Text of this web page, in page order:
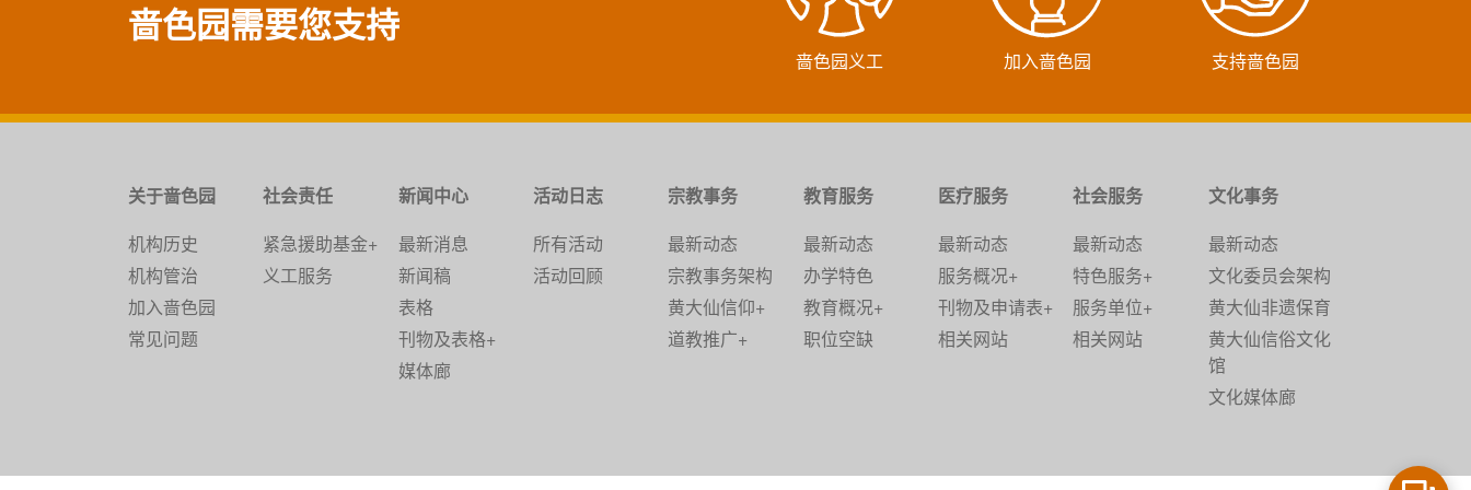
啬色园需要您支持
啬色园义工 加入啬色园 支持啬色园
关于啬色园
机构历史
机构管治
加入啬色园
常见问题
社会责任
紧急援助基金+
义工服务
新闻中心
最新消息
新闻稿
表格
刊物及表格+
媒体廊
活动日志
所有活动
活动回顾
宗教事务
最新动态
宗教事务架构
黄大仙信仰+
道教推广+
教育服务
最新动态
办学特色
教育概况+
职位空缺
医疗服务
最新动态
服务概况+
刊物及申请表+
相关网站
社会服务
最新动态
特色服务+
服务单位+
相关网站
文化事务
最新动态
文化委员会架构
黄大仙非遗保育
黄大仙信俗文化
馆
文化媒体廊